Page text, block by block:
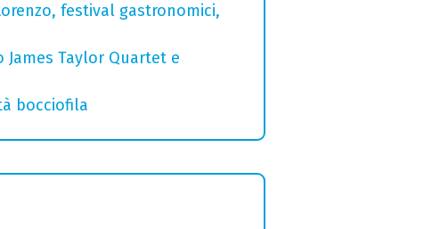
festival gastronomici,
Taylor Quartet e
bocciofila